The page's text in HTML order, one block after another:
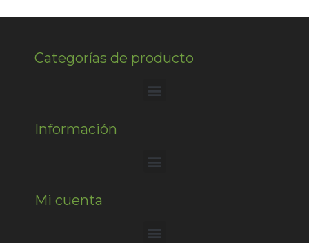
Categorías de producto
Información
Mi cuenta